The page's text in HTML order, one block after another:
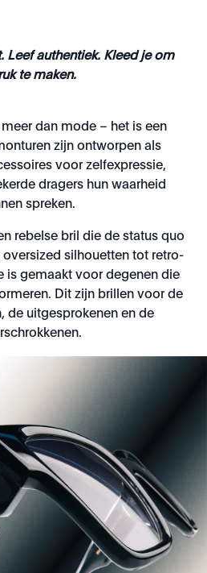
Leef authentiek. Kleed je om
te maken.
dan mode – het is een
zijn ontworpen als
voor zelfexpressie,
dragers hun waarheid
spreken.
rebelse bril die de status quo
oversized silhouetten tot retro-
is gemaakt voor degenen die
Dit zijn brillen voor de
de uitgesprokenen en de